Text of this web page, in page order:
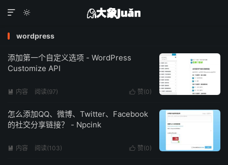


wordpress
添加第一个自定义选项 - WordPress
Customize API
 赞(0)
 内容 阅读(97)
怎么添加QQ、微博、Twitter、Facebook
的社交分享链接？ - Npcink
 赞(0)
 内容 阅读(103)